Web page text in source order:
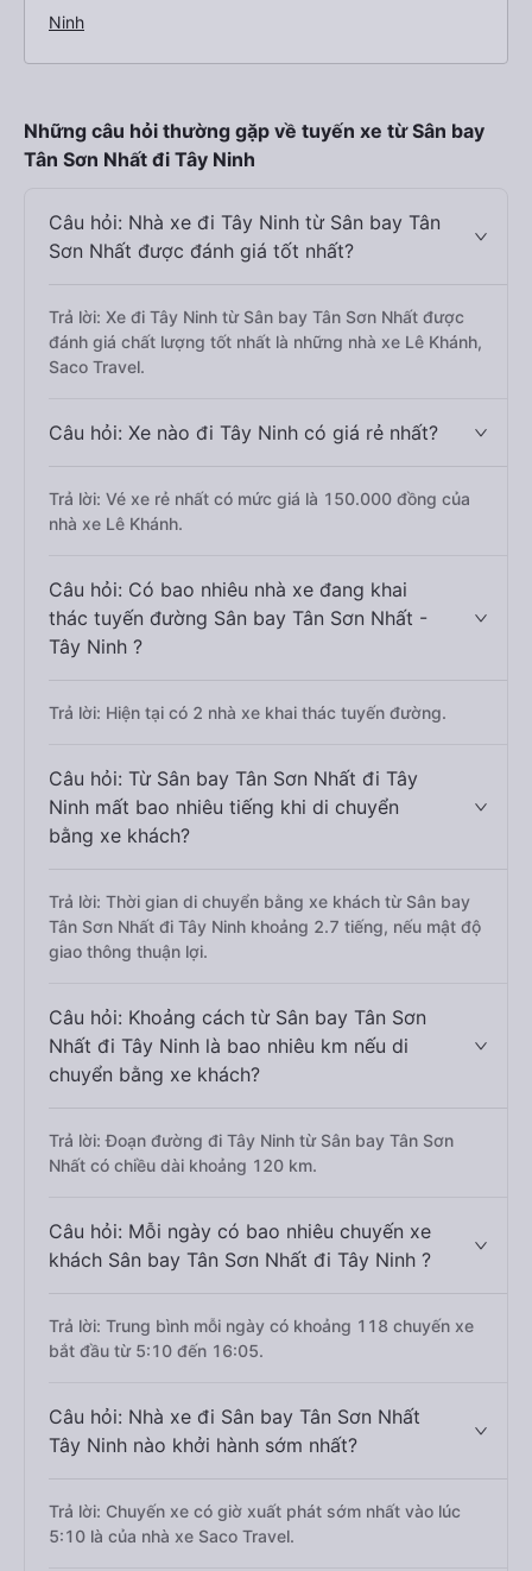
Ninh
Những câu hỏi thường gặp về tuyến xe từ Sân bay
Tân Sơn Nhất đi Tây Ninh
Câu hỏi: Nhà xe đi Tây Ninh từ Sân bay Tân
Sơn Nhất được đánh giá tốt nhất?
Trả lời: Xe đi Tây Ninh từ Sân bay Tân Sơn Nhất được
đánh giá chất lượng tốt nhất là những nhà xe Lê Khánh,
Saco Travel.
Câu hỏi: Xe nào đi Tây Ninh có giá rẻ nhất?
Trả lời: Vé xe rẻ nhất có mức giá là 150.000 đồng của
nhà xe Lê Khánh.
Câu hỏi: Có bao nhiêu nhà xe đang khai
thác tuyến đường Sân bay Tân Sơn Nhất -
Tây Ninh ?
Trả lời: Hiện tại có 2 nhà xe khai thác tuyến đường.
Câu hỏi: Từ Sân bay Tân Sơn Nhất đi Tây
Ninh mất bao nhiêu tiếng khi di chuyển
bằng xe khách?
Trả lời: Thời gian di chuyển bằng xe khách từ Sân bay
Tân Sơn Nhất đi Tây Ninh khoảng 2.7 tiếng, nếu mật độ
giao thông thuận lợi.
Câu hỏi: Khoảng cách từ Sân bay Tân Sơn
Nhất đi Tây Ninh là bao nhiêu km nếu di
chuyển bằng xe khách?
Trả lời: Đoạn đường đi Tây Ninh từ Sân bay Tân Sơn
Nhất có chiều dài khoảng 120 km.
Câu hỏi: Mỗi ngày có bao nhiêu chuyến xe
khách Sân bay Tân Sơn Nhất đi Tây Ninh ?
Trả lời: Trung bình mỗi ngày có khoảng 118 chuyến xe
bắt đầu từ 5:10 đến 16:05.
Câu hỏi: Nhà xe đi Sân bay Tân Sơn Nhất
Tây Ninh nào khởi hành sớm nhất?
Trả lời: Chuyến xe có giờ xuất phát sớm nhất vào lúc
5:10 là của nhà xe Saco Travel.